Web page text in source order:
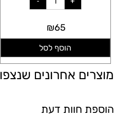
₪65
הוסף לסל
מוצרים אחרונים שנצפו
הוספת חוות דעת